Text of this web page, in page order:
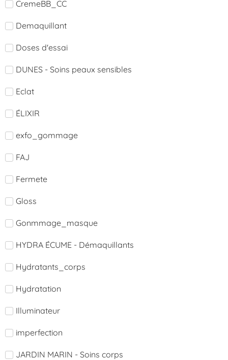
CremeBB_CC
Demaquillant
Doses d'essai
DUNES - Soins peaux sensibles
Eclat
ÉLIXIR
exfo_gommage
FAJ
Fermete
Gloss
Gonmmage_masque
HYDRA ÉCUME - Démaquillants
Hydratants_corps
Hydratation
Illuminateur
imperfection
JARDIN MARIN - Soins corps